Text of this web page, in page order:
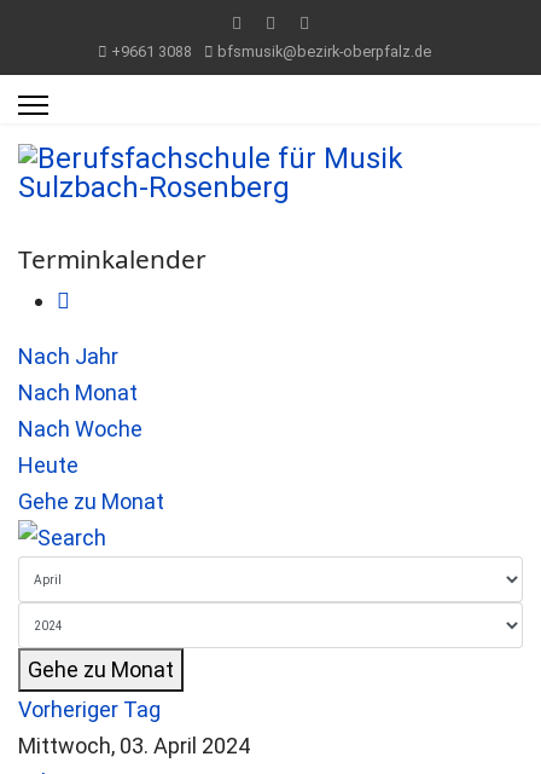
+9661 3088 bfsmusik@bezirk-oberpfalz.de
Terminkalender
Nach Jahr
Nach Monat
Nach Woche
Heute
Gehe zu Monat
Gehe zu Monat
Vorheriger Tag
Mittwoch, 03. April 2024